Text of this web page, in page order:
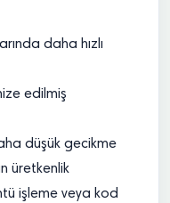
daha hızlı
edilmiş
düşük gecikme
üretkenlik
işleme veya kod